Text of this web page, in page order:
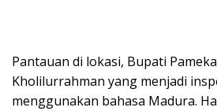
Pantauan di lokasi, Bupati
Kholilurrahman yang menjadi
menggunakan bahasa Madura.